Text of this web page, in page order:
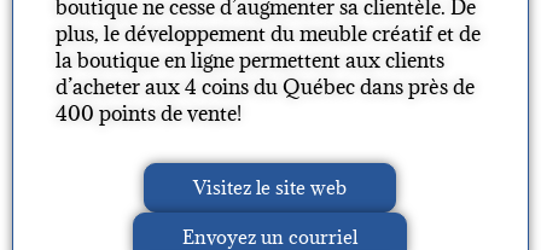
boutique ne cesse d’augmenter sa clientèle. De
plus, le développement du meuble créatif et de
la boutique en ligne permettent aux clients
d’acheter aux 4 coins du Québec dans près de
400 points de vente!
Visitez le site web
Envoyez un courriel